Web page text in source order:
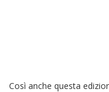
Così anche questa